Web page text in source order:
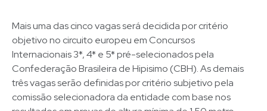
Mais uma das cinco vagas será decidida por critério
objetivo no circuito europeu em Concursos
Internacionais 3*, 4* e 5* pré-selecionados pela
Confederação Brasileira de Hipisimo (CBH). As demais
três vagas serão definidas por critério subjetivo pela
comissão selecionadora da entidade com base nos